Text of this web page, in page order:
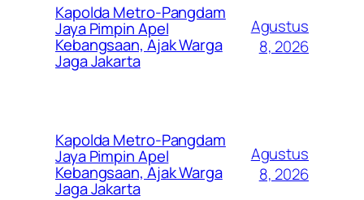
Kapolda Metro-Pangdam
Jaya Pimpin Apel
Kebangsaan, Ajak Warga
Jaga Jakarta
Agustus
8, 2026
Kapolda Metro-Pangdam
Jaya Pimpin Apel
Kebangsaan, Ajak Warga
Jaga Jakarta
Agustus
8, 2026